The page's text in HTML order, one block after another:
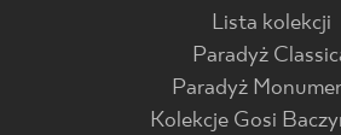
Lista kolekcji
Paradyż
Paradyż
Kolekcje Gosi